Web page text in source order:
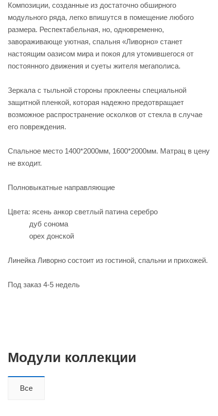
Композиции, созданные из достаточно обширного
модульного ряда, легко впишутся в помещение любого
размера. Респектабельная, но, одновременно,
завораживающе уютная, спальня «Ливорно» станет
настоящим оазисом мира и покоя для утомившегося от
постоянного движения и суеты жителя мегаполиса.
Зеркала с тыльной стороны проклеены специальной
защитной пленкой, которая надежно предотвращает
возможное распространение осколков от стекла в случае
его повреждения.
Спальное место 1400*2000мм, 1600*2000мм. Матрац в цену
не входит.
Полновыкатные направляющие
Цвета: ясень анкор светлый патина серебро
дуб сонома
орех донской
Линейка Ливорно состоит из гостиной, спальни и прихожей.
Под заказ 4-5 недель
Модули коллекции
Все